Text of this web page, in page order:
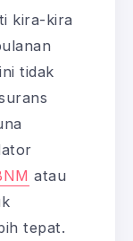
kira-kira
tidak
atau
tepat.